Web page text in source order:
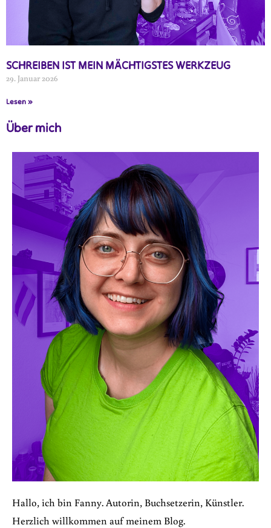
SCHREIBEN IST MEIN MÄCHTIGSTES WERKZEUG
29. Januar 2026
Lesen »
Über mich
Hallo, ich bin Fanny. Autorin, Buchsetzerin, Künstler.
Herzlich willkommen auf meinem Blog.